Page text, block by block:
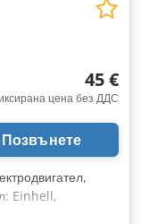
45 €
цена без ДДС
Позвънете
Einhell,
13/5 EK -